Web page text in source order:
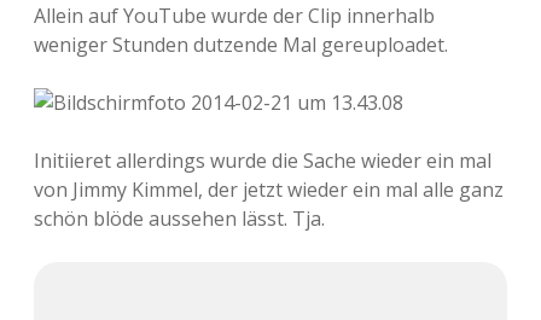
Adventskalender 2016
Adventskalender 2019
Allein auf YouTube wurde der Clip innerhalb
weniger Stunden dutzende Mal gereuploadet.
Initiieret allerdings wurde die Sache wieder ein mal
von Jimmy Kimmel, der jetzt wieder ein mal alle ganz
schön blöde aussehen lässt. Tja.